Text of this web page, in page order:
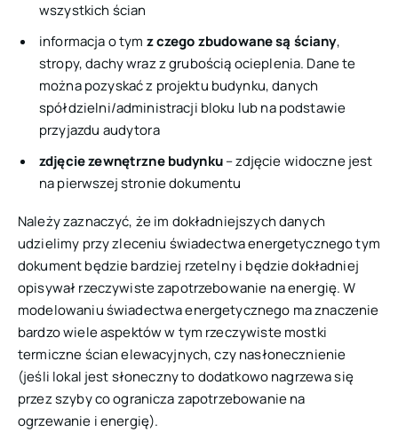
wszystkich ścian
informacja o tym z czego zbudowane są ściany,
stropy, dachy wraz z grubością ocieplenia. Dane te
można pozyskać z projektu budynku, danych
spółdzielni/administracji bloku lub na podstawie
przyjazdu audytora
zdjęcie zewnętrzne budynku– zdjęcie widoczne jest
na pierwszej stronie dokumentu
Należy zaznaczyć, że im dokładniejszych danych
udzielimy przy zleceniu świadectwa energetycznego tym
dokument będzie bardziej rzetelny i będzie dokładniej
opisywał rzeczywiste zapotrzebowanie na energię. W
modelowaniu świadectwa energetycznego ma znaczenie
bardzo wiele aspektów w tym rzeczywiste mostki
termiczne ścian elewacyjnych, czy nasłonecznienie
(jeśli lokal jest słoneczny to dodatkowo nagrzewa się
przez szyby co ogranicza zapotrzebowanie na
ogrzewanie i energię).